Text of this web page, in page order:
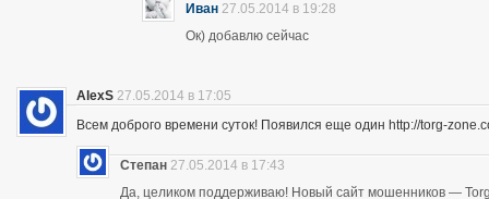
Иван 27.05.2014 в 19:28
Ок) добавлю сейчас
AlexS 27.05.2014 в 17:05
Всем доброго времени суток! Появился еще один http://torg-
Степан 27.05.2014 в 17:43
Да, целиком поддерживаю! Новый сайт мошенников —